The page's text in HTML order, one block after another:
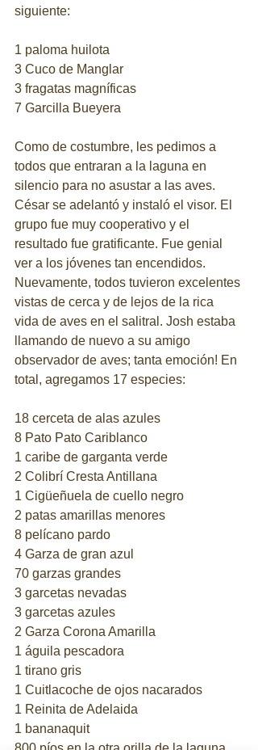
siguiente:
1 paloma huilota
3 Cuco de Manglar
3 fragatas magníficas
7 Garcilla Bueyera
Como de costumbre, les pedimos a
todos que entraran a la laguna en
silencio para no asustar a las aves.
César se adelantó y instaló el visor. El
grupo fue muy cooperativo y el
resultado fue gratificante. Fue genial
ver a los jóvenes tan encendidos.
Nuevamente, todos tuvieron excelentes
vistas de cerca y de lejos de la rica
vida de aves en el salitral. Josh estaba
llamando de nuevo a su amigo
observador de aves; tanta emoción! En
total, agregamos 17 especies:
18 cerceta de alas azules
8 Pato Pato Cariblanco
1 caribe de garganta verde
2 Colibrí Cresta Antillana
1 Cigüeñuela de cuello negro
2 patas amarillas menores
8 pelícano pardo
4 Garza de gran azul
70 garzas grandes
3 garcetas nevadas
3 garcetas azules
2 Garza Corona Amarilla
1 águila pescadora
1 tirano gris
1 Cuitlacoche de ojos nacarados
1 Reinita de Adelaida
1 bananaquit